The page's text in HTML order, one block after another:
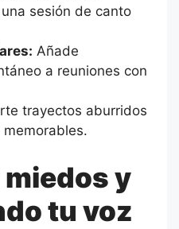
sesión de canto
Añade
a reuniones con
trayectos aburridos
y
tu voz